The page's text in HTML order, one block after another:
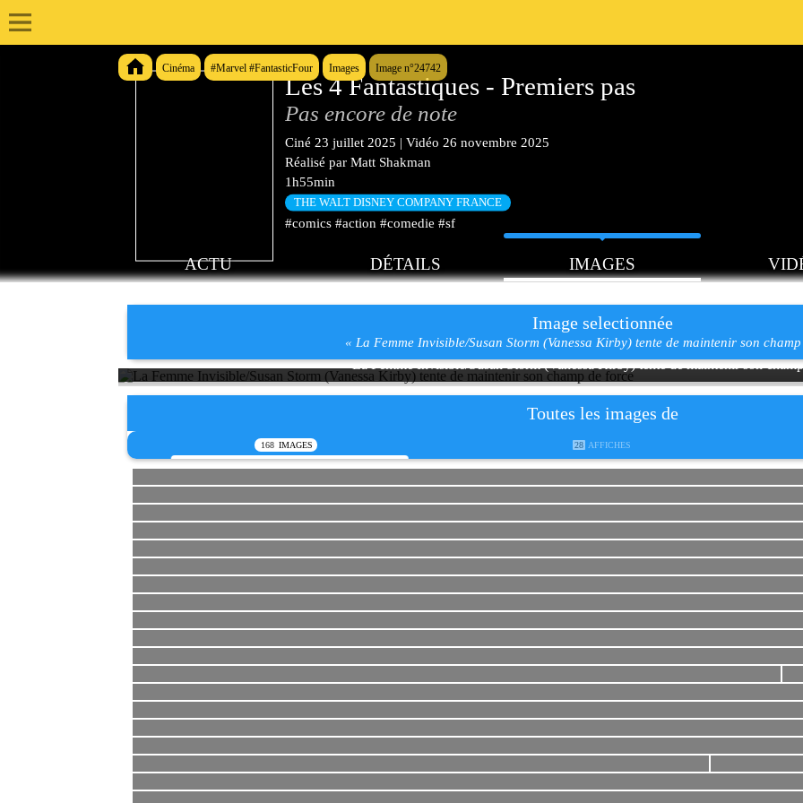
Cinéma #Marvel #FantasticFour Images Image n°24742
Les 4 Fantastiques - Premiers pas
Pas encore de note
Ciné 23 juillet 2025 | Vidéo 26 novembre 2025
Réalisé par Matt Shakman
1h55min
THE WALT DISNEY COMPANY FRANCE
#comics #action #comedie #sf
ACTU DÉTAILS IMAGES
Image selectionnée
« La Femme Invisible/Susan Storm (Vanessa Kirby) tente de maintenir son
La Femme Invisible/Susan Storm (Vanessa Kirby) tente de maintenir son
Toutes les images de
168 IMAGES 28 AFFICHES